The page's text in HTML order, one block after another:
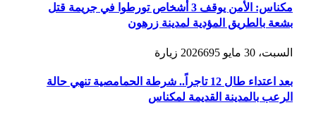
مكناس: الأمن يوقف 3 أشخاص تورطوا في جريمة قتل
بشعة بالطريق المؤدية لمدينة زرهون
السبت، 30 مايو 2026 695 زيارة
بعد اعتداء طال 12 تاجراً.. شرطة الحمامصية تنهي حالة
الرعب بالمدينة القديمة لمكناس